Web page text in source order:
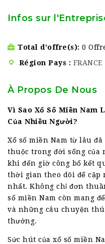
Infos sur
Total d'offre(s) 0
Région Pays
FRANCE
À Propos De Nous
Vì Sao Xổ Số Miền Nam
Của Nhiều Người?
Xổ số miền Nam từ lâu
thuộc trong đời sống của
khi đến giờ công bố kết
thời gian theo dõi để
nhất. Không chỉ đơn
số miền Nam còn mang
và những câu chuyện
thưởng.
Sức hút của xổ số miền